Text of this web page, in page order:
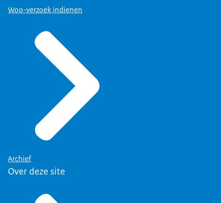
Woo-verzoek indienen
Archief
Over deze site